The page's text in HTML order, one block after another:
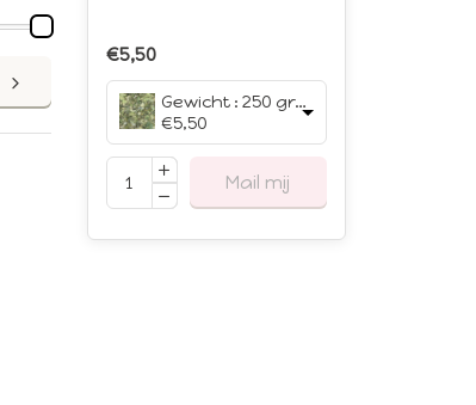
€5,50
Gewicht : 250 gram
€5,50
Mail mij